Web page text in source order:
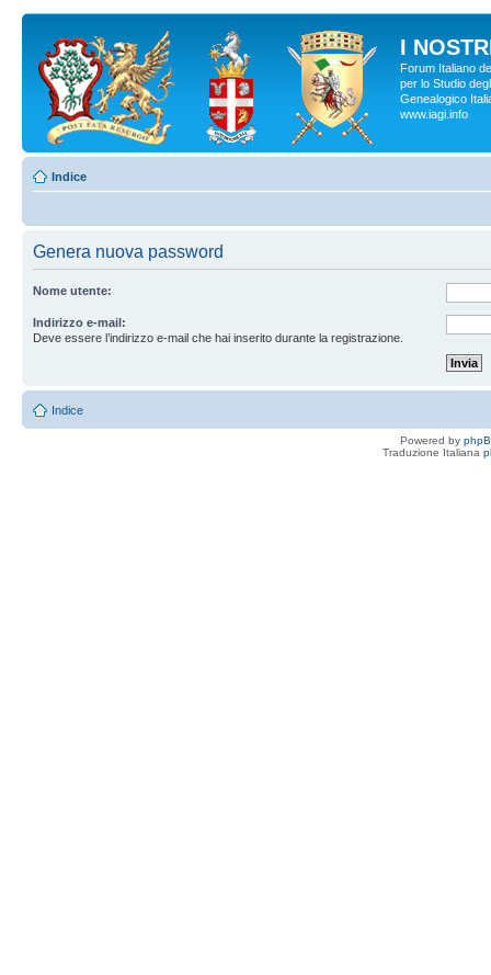
I
Forum Italiano
per lo Studio
Genealogico
www.iagi.info
Indice
Genera nuova password
Nome utente:
Indirizzo e-mail:
Deve essere l’indirizzo e-mail che hai inserito durante la registrazione.
Indice
Powered by
Traduzione Italiana